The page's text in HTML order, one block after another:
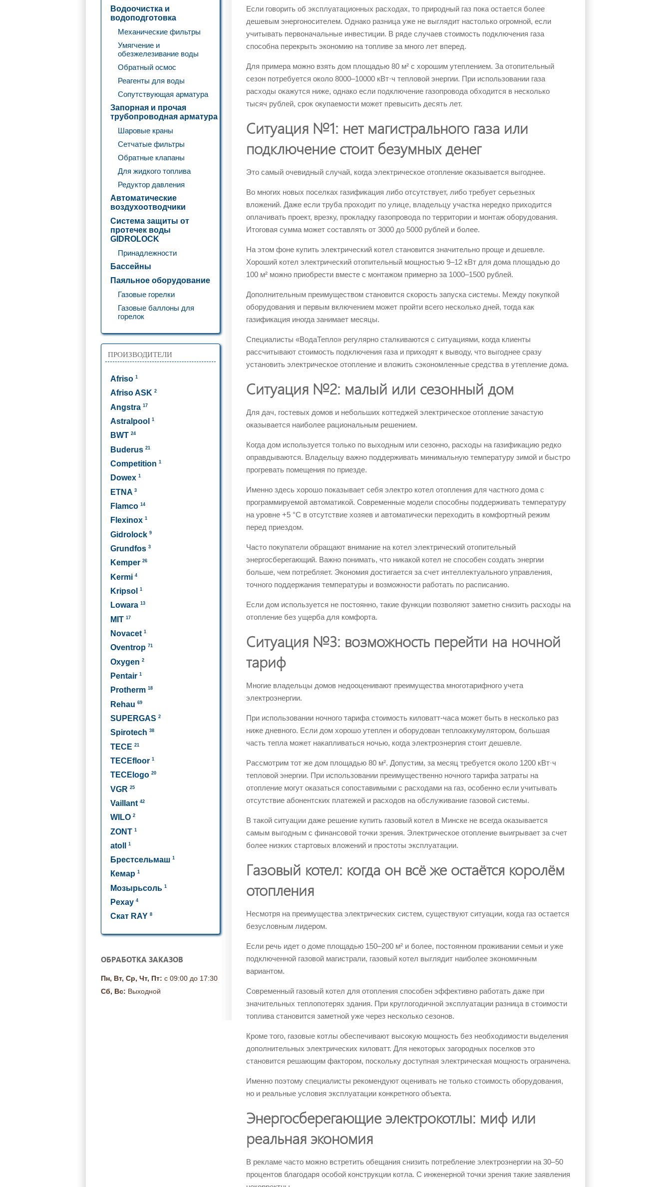
Водоочистка и
водоподготовка
Механические фильтры
Умягчение и
обезжелезивание воды
Обратный осмос
Реагенты для воды
Сопутствующая арматура
Запорная и прочая
трубопроводная арматура
Шаровые краны
Сетчатые фильтры
Обратные клапаны
Для жидкого топлива
Редуктор давления
Автоматические
воздухоотводчики
Система защиты от
протечек воды
GIDROLOCK
Принадлежности
Бассейны
Паяльное оборудование
Газовые горелки
Газовые баллоны для
горелок
ПРОИЗВОДИТЕЛИ
Afriso 1
Afriso ASK 2
Angstra 17
Astralpool 1
BWT 24
Buderus 21
Competition 1
Dowex 1
ETNA 3
Flamco 14
Flexinox 1
Gidrolock 9
Grundfos 3
Kemper 26
Kermi 4
Kripsol 1
Lowara 13
MIT 17
Novacet 1
Oventrop 71
Oxygen 2
Pentair 1
Protherm 18
Rehau 69
SUPERGAS 2
Spirotech 38
TECE 21
TECEfloor 1
TECElogo 20
VGR 25
Vaillant 42
WILO 2
ZONT 1
atoll 1
Брестсельмаш 1
Кемар 1
Мозырьсоль 1
Рехау 4
Скат RAY 8
ОБРАБОТКА ЗАКАЗОВ
Пн, Вт, Ср, Чт, Пт: с 09:00 до 17:30
Сб, Вс: Выходной
Если говорить об эксплуатационных расходах, то природный газ пока остается более
дешевым энергоносителем. Однако разница уже не выглядит настолько огромной, если
учитывать первоначальные инвестиции. В ряде случаев стоимость подключения газа
способна перекрыть экономию на топливе за много лет вперед.
Для примера можно взять дом площадью 80 м² с хорошим утеплением. За отопительный
сезон потребуется около 8000–10000 кВт·ч тепловой энергии. При использовании газа
расходы окажутся ниже, однако если подключение газопровода обходится в несколько
тысяч рублей, срок окупаемости может превысить десять лет.
Ситуация №1: нет магистрального газа или
подключение стоит безумных денег
Это самый очевидный случай, когда электрическое отопление оказывается выгоднее.
Во многих новых поселках газификация либо отсутствует, либо требует серьезных
вложений. Даже если труба проходит по улице, владельцу участка нередко приходится
оплачивать проект, врезку, прокладку газопровода по территории и монтаж оборудования.
Итоговая сумма может составлять от 3000 до 5000 рублей и более.
На этом фоне купить электрический котел становится значительно проще и дешевле.
Хороший котел электрический отопительный мощностью 9–12 кВт для дома площадью до
100 м² можно приобрести вместе с монтажом примерно за 1000–1500 рублей.
Дополнительным преимуществом становится скорость запуска системы. Между покупкой
оборудования и первым включением может пройти всего несколько дней, тогда как
газификация иногда занимает месяцы.
Специалисты «ВодаТепло» регулярно сталкиваются с ситуациями, когда клиенты
рассчитывают стоимость подключения газа и приходят к выводу, что выгоднее сразу
установить электрическое отопление и вложить сэкономленные средства в утепление дома.
Ситуация №2: малый или сезонный дом
Для дач, гостевых домов и небольших коттеджей электрическое отопление зачастую
оказывается наиболее рациональным решением.
Когда дом используется только по выходным или сезонно, расходы на газификацию редко
оправдываются. Владельцу важно поддерживать минимальную температуру зимой и быстро
прогревать помещения по приезде.
Именно здесь хорошо показывает себя электро котел отопления для частного дома с
программируемой автоматикой. Современные модели способны поддерживать температуру
на уровне +5 °С в отсутствие хозяев и автоматически переходить в комфортный режим
перед приездом.
Часто покупатели обращают внимание на котел электрический отопительный
энергосберегающий. Важно понимать, что никакой котел не способен создать энергии
больше, чем потребляет. Экономия достигается за счет интеллектуального управления,
точного поддержания температуры и возможности работать по расписанию.
Если дом используется не постоянно, такие функции позволяют заметно снизить расходы на
отопление без ущерба для комфорта.
Ситуация №3: возможность перейти на ночной
тариф
Многие владельцы домов недооценивают преимущества многотарифного учета
электроэнергии.
При использовании ночного тарифа стоимость киловатт-часа может быть в несколько раз
ниже дневного. Если дом хорошо утеплен и оборудован теплоаккумулятором, большая
часть тепла может накапливаться ночью, когда электроэнергия стоит дешевле.
Рассмотрим тот же дом площадью 80 м². Допустим, за месяц требуется около 1200 кВт·ч
тепловой энергии. При использовании преимущественно ночного тарифа затраты на
отопление могут оказаться сопоставимыми с расходами на газ, особенно если учитывать
отсутствие абонентских платежей и расходов на обслуживание газовой системы.
В такой ситуации даже решение купить газовый котел в Минске не всегда оказывается
самым выгодным с финансовой точки зрения. Электрическое отопление выигрывает за счет
более низких стартовых вложений и простоты эксплуатации.
Газовый котел: когда он всё же остаётся королём
отопления
Несмотря на преимущества электрических систем, существуют ситуации, когда газ остается
безусловным лидером.
Если речь идет о доме площадью 150–200 м² и более, постоянном проживании семьи и уже
подключенной газовой магистрали, газовый котел выглядит наиболее экономичным
вариантом.
Современный газовый котел для отопления способен эффективно работать даже при
значительных теплопотерях здания. При круглогодичной эксплуатации разница в стоимости
топлива становится заметной уже через несколько сезонов.
Кроме того, газовые котлы обеспечивают высокую мощность без необходимости выделения
дополнительных электрических киловатт. Для некоторых загородных поселков это
становится решающим фактором, поскольку доступная электрическая мощность ограничена.
Именно поэтому специалисты рекомендуют оценивать не только стоимость оборудования,
но и реальные условия эксплуатации конкретного объекта.
Энергосберегающие электрокотлы: миф или
реальная экономия
В рекламе часто можно встретить обещания снизить потребление электроэнергии на 30–50
процентов благодаря особой конструкции котла. С инженерной точки зрения такие заявления